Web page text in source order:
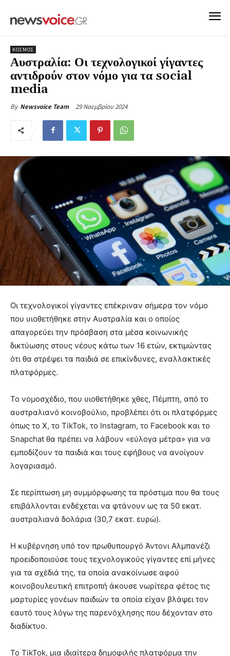
ΚΟΣΜΟΣ
Αυστραλία: Οι τεχνολογικοί γίγαντες
αντιδρούν στον νόμο για τα social
media
By Newsvoice Team 29 Νοεμβρίου 2024
Οι τεχνολογικοί γίγαντες επέκριναν σήμερα τον νόμο
που υιοθετήθηκε στην Αυστραλία και ο οποίος
απαγορεύει την πρόσβαση στα μέσα κοινωνικής
δικτύωσης στους νέους κάτω των 16 ετών, εκτιμώντας
ότι θα στρέψει τα παιδιά σε επικίνδυνες, εναλλακτικές
πλατφόρμες.
Το νομοσχέδιο, που υιοθετήθηκε χθες, Πέμπτη, από το
αυστραλιανό κοινοβούλιο, προβλέπει ότι οι πλατφόρμες
όπως το X, το TikTok, το Instagram, το Facebook και το
Snapchat θα πρέπει να λάβουν «εύλογα μέτρα» για να
εμποδίζουν τα παιδιά και τους εφήβους να ανοίγουν
λογαριασμό.
Σε περίπτωση μη συμμόρφωσης τα πρόστιμα που θα τους
επιβάλλονται ενδέχεται να φτάνουν ως τα 50 εκατ.
αυστραλιανά δολάρια (30,7 εκατ. ευρώ).
Η κυβέρνηση υπό τον πρωθυπουργό Άντονι Αλμπανέζι
προειδοποιούσε τους τεχνολογικούς γίγαντες επί μήνες
για τα σχέδιά της, τα οποία ανακοίνωσε αφού
κοινοβουλευτική επιτροπή άκουσε νωρίτερα φέτος τις
μαρτυρίες γονέων παιδιών τα οποία είχαν βλάψει τον
εαυτό τους λόγω της παρενόχλησης που δέχονταν στο
διαδίκτυο.
Το TikTok, μια ιδιαίτερα δημοφιλής πλατφόρμα την